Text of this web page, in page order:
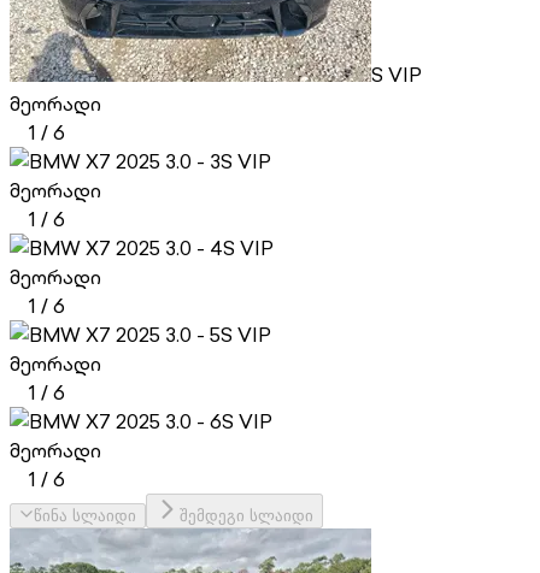
S VIP
მეორადი
1 /6
S VIP
მეორადი
1 /6
S VIP
მეორადი
1 /6
S VIP
მეორადი
1 /6
S VIP
მეორადი
1 /6
წინა სლაიდი შემდეგი სლაიდი